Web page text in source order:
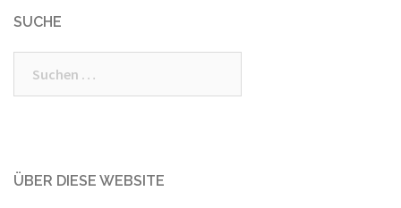
SUCHE
ÜBER DIESE WEBSITE